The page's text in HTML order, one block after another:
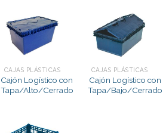
CAJAS PLÁSTICAS
Cajón Logístico con
Tapa/Alto/Cerrado
CAJAS PLÁSTICAS
Cajón Logístico con
Tapa/Bajo/Cerrado